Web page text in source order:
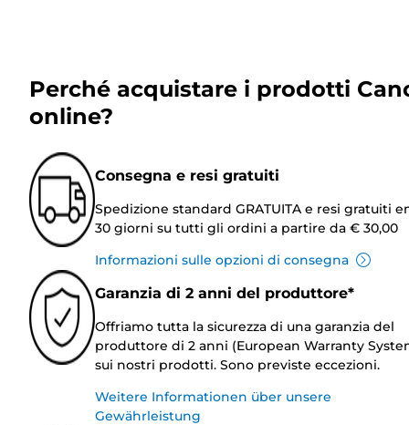
Perché acquistare i prodotti
online?
Consegna e resi gratuiti
Spedizione standard GRATUITA e resi gratuiti
30 giorni su tutti gli ordini a partire da € 30,00
Informazioni sulle opzioni di consegna
Garanzia di 2 anni del produttore*
Offriamo tutta la sicurezza di una garanzia del
produttore di 2 anni (European Warranty
sui nostri prodotti. Sono previste eccezioni.
Weitere Informationen über unsere
Gewährleistung